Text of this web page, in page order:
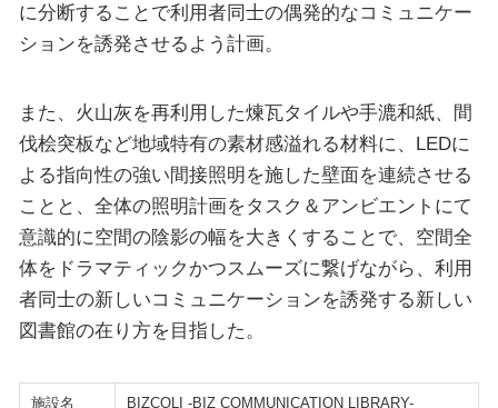
に分断することで利用者同士の偶発的なコミュニケー
ションを誘発させるよう計画。
また、火山灰を再利用した煉瓦タイルや手漉和紙、間
伐桧突板など地域特有の素材感溢れる材料に、LEDに
よる指向性の強い間接照明を施した壁面を連続させる
ことと、全体の照明計画をタスク＆アンビエントにて
意識的に空間の陰影の幅を大きくすることで、空間全
体をドラマティックかつスムーズに繋げながら、利用
者同士の新しいコミュニケーションを誘発する新しい
図書館の在り方を目指した。
施設名 BIZCOLI -BIZ COMMUNICATION LIBRARY-